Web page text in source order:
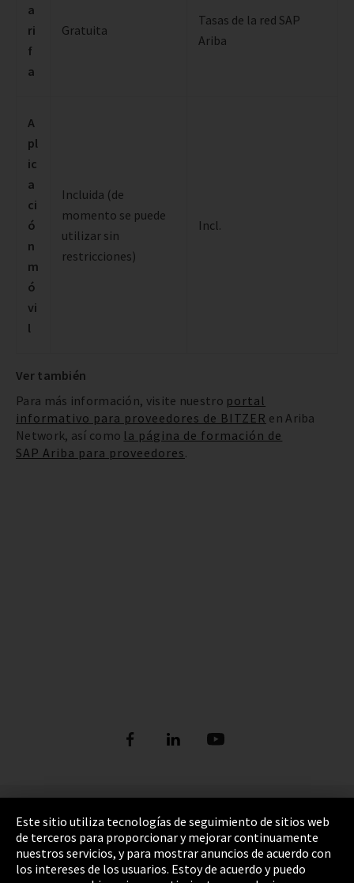
a
ri
f
a
Gratuita
Tasas de la red SAP
Ariba
A
pl
ic
a
ci
ó
n
m
ó
vi
l
Incluida (de
momento se puede
utilizar sin
restricciones)
Incl.
Ver también
Para más información, visite nuestro portal
informativo para proveedores de BITZER en Ariba
Network, así como la página de formación de
SAP Ariba para proveedores.
Pie de imprenta
Política de privacidad
Cookie Settings
Este sitio utiliza tecnologías de seguimiento de sitios web
de terceros para proporcionar y mejorar continuamente
nuestros servicios, y para mostrar anuncios de acuerdo con
los intereses de los usuarios. Estoy de acuerdo y puedo